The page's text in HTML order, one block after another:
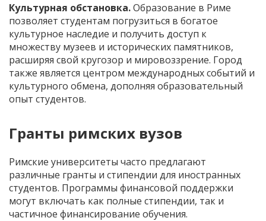
Культурная обстановка.Образование в Риме
позволяет студентам погрузиться в богатое
культурное наследие и получить доступ к
множеству музеев и исторических памятников,
расширяя свой кругозор и мировоззрение. Город
также является центром международных событий и
культурного обмена, дополняя образовательный
опыт студентов.
Гранты римских вузов
Римские университеты часто предлагают
различные гранты и стипендии для иностранных
студентов. Программы финансовой поддержки
могут включать как полные стипендии, так и
частичное финансирование обучения.